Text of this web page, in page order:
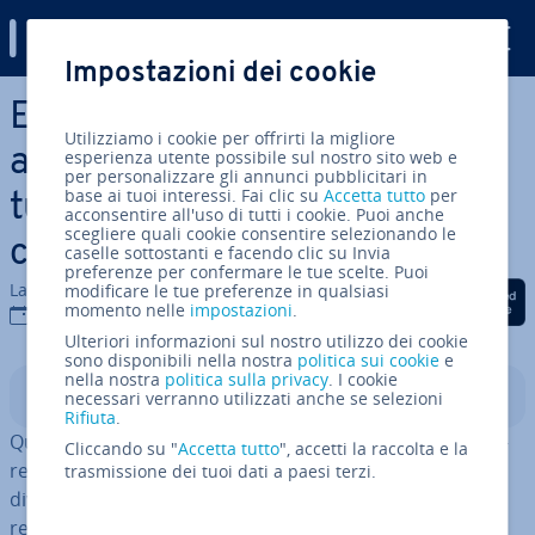
Vai al contenuto prin­ci­pa­le
Earn out nelle vendite
aziendali: garanzia di una si­
tua­zio­ne “win-win” o causa di
contese?
La redazione di IONOS
12 set 2023
Condividi via Facebook
Condividi via Twitter
Condividi via
Indice
Quando si tratta di vendite aziendali non sempre ac­qui­
ren­ti e venditori con­cor­da­no sul prezzo a causa dei
diversi punti di vista sull’azienda. Difatti mentre l’ac­qui­
ren­te vuole con­cen­trar­si sui possibili rischi, il venditore
Impostazioni dei cookie
Utilizziamo i cookie per offrirti la migliore
esperienza utente possibile sul nostro sito web e
per personalizzare gli annunci pubblicitari in
base ai tuoi interessi. Fai clic suAccetta tutto per
acconsentire all'uso di tutti i cookie. Puoi anche
scegliere quali cookie consentire selezionando le
caselle sottostanti e facendo clic su Invia
preferenze per confermare le tue scelte. Puoi
modificare le tue preferenze in qualsiasi
momento nelle impostazioni.
Ulteriori informazioni sul nostro utilizzo dei cookie
sono disponibili nella nostra politica sui cookie e
nella nostra politica sulla privacy. I cookie
necessari verranno utilizzati anche se selezioni
Rifiuta.
Cliccando su "Accetta tutto", accetti la raccolta e la
trasmissione dei tuoi dati a paesi terzi.